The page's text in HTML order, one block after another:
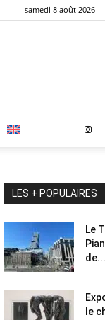
samedi 8 août 2026
LES + POPULAIRES
Le
de...
le